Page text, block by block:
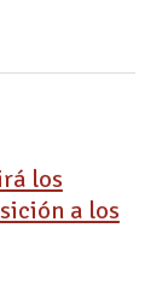
los
a los